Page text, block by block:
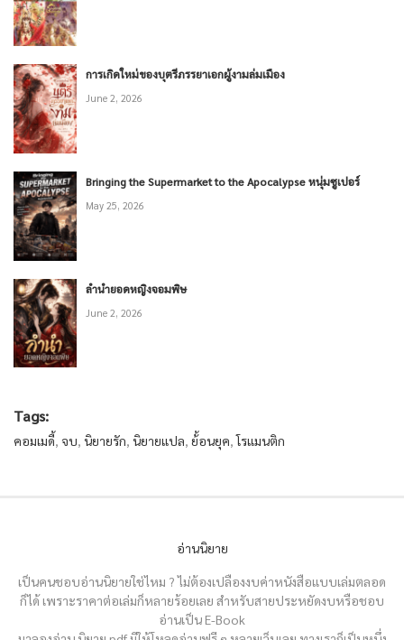
การเกิดใหม่ของบุตรีภรรยาเอกผู้งามล่มเมือง
June 2, 2026
Bringing the Supermarket to the Apocalypse หนุ่มซูเปอร์
May 25, 2026
ลำนำยอดหญิงจอมพิษ
June 2, 2026
Tags:
คอมเมดี้, จบ, นิยายรัก, นิยายแปล, ย้้อนยุค,โรแมนติก
อ่านนิยาย
เป็นคนชอบอ่านนิยายใช่ไหม ? ไม่ต้องเปลืองงบค่าหนังสือแบบเล่มตลอด
ก็ได้ เพราะราคาต่อเล่มก็หลายร้อยเลย สำหรับสายประหยัดงบหรือชอบ
อ่านเป็น E-Book